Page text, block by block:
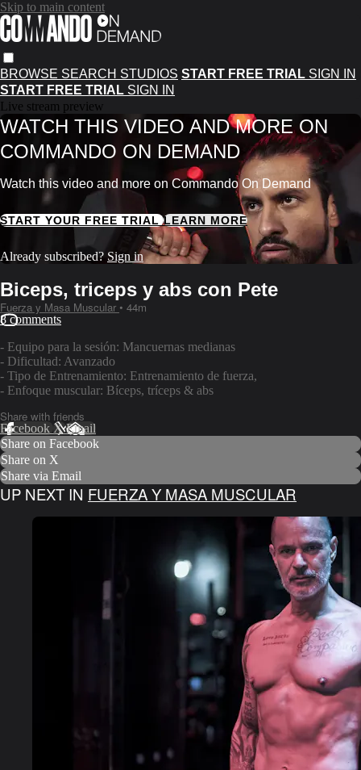
Skip to main content
BROWSE SEARCH STUDIOS START FREE TRIAL SIGN IN
START FREE TRIAL SIGN IN
Live stream preview
WATCH THIS VIDEO AND MORE ON
COMMANDO ON DEMAND
Watch this video and more on Commando On Demand
START YOUR FREE TRIALLEARN MORE
Already subscribed? Sign in
Biceps, triceps y abs con Pete
Fuerza y Masa Muscular • 44m
8 comments
- Equipo para la sesión: Mancuernas medianas
- Dificultad: Avanzado
- Tipo de Entrenamiento: Entrenamiento de fuerza,
- Enfoque muscular: Bíceps, tríceps & abs
Share with friends
Facebook XEmail
Share on Facebook
Share on X
Share via Email
UP NEXT IN FUERZA Y MASA MUSCULAR